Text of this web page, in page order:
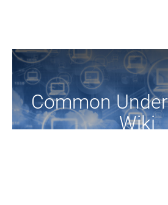
Common
Wiki